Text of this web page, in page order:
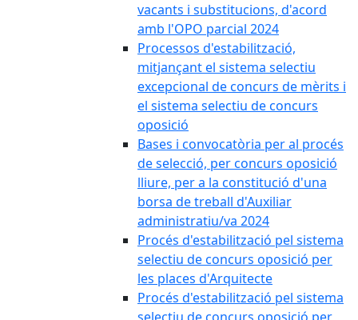
vacants i substitucions, d'acord
amb l'OPO parcial 2024
Processos d'estabilització,
mitjançant el sistema selectiu
excepcional de concurs de mèrits i
el sistema selectiu de concurs
oposició
Bases i convocatòria per al procés
de selecció, per concurs oposició
lliure, per a la constitució d'una
borsa de treball d'Auxiliar
administratiu/va 2024
Procés d'estabilització pel sistema
selectiu de concurs oposició per
les places d'Arquitecte
Procés d'estabilització pel sistema